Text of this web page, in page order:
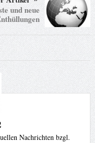
und neue
Nachrichten bzgl.